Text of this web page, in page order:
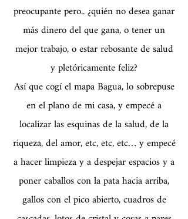
preocupante pero.. ¿quién no desea ganar
más dinero del que gana, o tener un
mejor trabajo, o estar rebosante de salud
y pletóricamente feliz?
Así que cogí el mapa Bagua, lo sobrepuse
en el plano de mi casa, y empecé a
localizar las esquinas de la salud, de la
riqueza, del amor, etc, etc, etc… y empecé
a hacer limpieza y a despejar espacios y a
poner caballos con la pata hacia arriba,
gallos con el pico abierto, cuadros de